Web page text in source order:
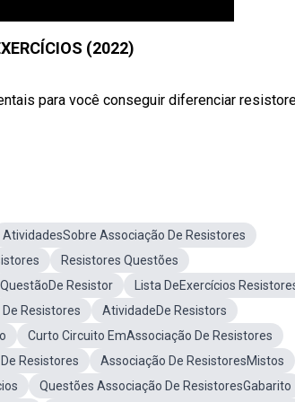
(2022)
para você conseguir diferenciar
AtividadesSobre Associação De Resistores
Resistores Questões
QuestãoDe Resistor
Lista DeExercícios
Resistores
AtividadeDe Resistors
Curto Circuito EmAssociação De Resistores
Resistores
Associação De ResistoresMistos
Questões Associação De ResistoresGabarito